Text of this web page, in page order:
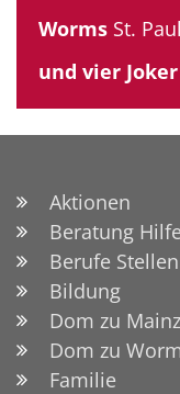
Worms St.
und vier
Aktionen
Beratung
Berufe
Bildung
Dom zu Mainz
Dom zu
Familie